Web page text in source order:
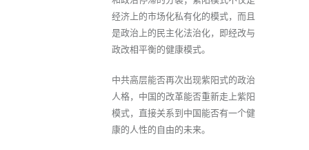
经济上的市场化私有化的模式，而且
是政治上的民主化法治化，即经改与
政改相平衡的健康模式。
中共高层能否再次出现紫阳式的政治
人格，中国的改革能否重新走上紫阳
模式，直接关系到中国能否有一个健
康的人性的自由的未来。